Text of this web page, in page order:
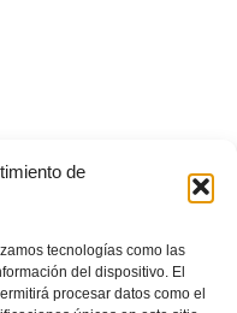
de
tecnologías como las
del dispositivo. El
procesar datos como el